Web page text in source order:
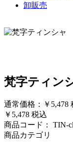
卸販売
梵字ティン
通常価格：￥5,478
￥5,478 税込
商品コード： TIN-
商品カテゴリ